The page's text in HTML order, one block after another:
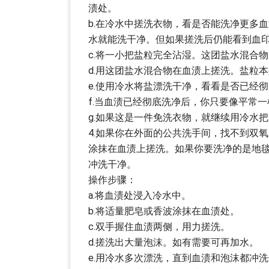
渍处。
b.在冷水中搓洗衣物，看是否能洗净更多
水就能洗干净。但如果搓洗后仍能看到血
c.将一小把盐粒完全沾湿。这团盐水混合
d.用这团盐水混合物在血渍上搓洗。盐粒
e.使用冷水将盐漂洗干净，看看是否已经
f.当血渍已经彻底洗净后，你只要像平常
g.如果这是一件免洗衣物，就继续用冷水
4.如果你在外面的公共洗手间，找不到双
涂抹在血渍上搓洗。如果你要洗净的是地
冲洗干净。
操作步骤：
a.将血渍处浸入冷水中。
b.将适量肥皂或香波涂抹在血渍处。
c.双手握住血渍两侧，用力搓洗。
d.搓洗出大量泡沫。如有需要可再加水。
e.用冷水多次漂洗，直到血渍和泡沫都冲